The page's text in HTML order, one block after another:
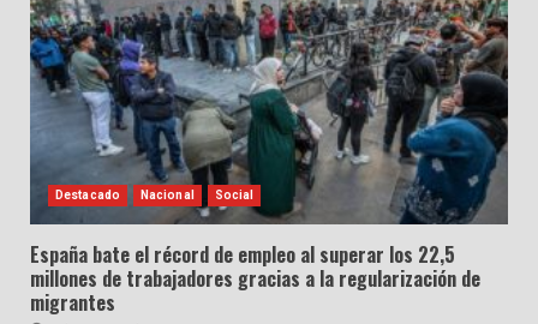
Destacado Nacional Social
España bate el récord de empleo al superar los 22,5
millones de trabajadores gracias a la regularización de
migrantes